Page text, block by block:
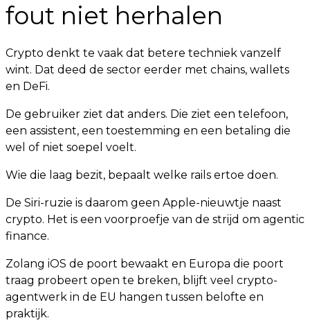
fout niet herhalen
Crypto denkt te vaak dat betere techniek vanzelf
wint. Dat deed de sector eerder met chains, wallets
en DeFi.
De gebruiker ziet dat anders. Die ziet een telefoon,
een assistent, een toestemming en een betaling die
wel of niet soepel voelt.
Wie die laag bezit, bepaalt welke rails ertoe doen.
De Siri-ruzie is daarom geen Apple-nieuwtje naast
crypto. Het is een voorproefje van de strijd om agentic
finance.
Zolang iOS de poort bewaakt en Europa die poort
traag probeert open te breken, blijft veel crypto-
agentwerk in de EU hangen tussen belofte en
praktijk.